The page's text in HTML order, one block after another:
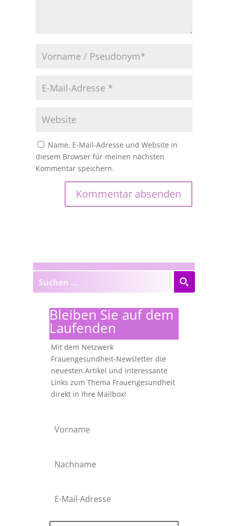
Name, E-Mail-Adresse und Website in
diesem Browser für meinen nächsten
Kommentar speichern.
Bleiben Sie auf dem
Laufenden
Mit dem Netzwerk
Frauengesundheit-Newsletter die
neuesten Artikel und interessante
Links zum Thema Frauengesundheit
direkt in Ihre Mailbox!